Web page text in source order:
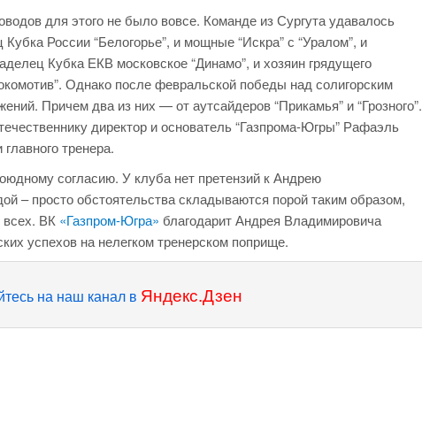
для этого не было вовсе. Команде из Сургута удавалось
России “Белогорье”, и мощные “Искра” с “Уралом”, и
Кубка ЕКВ московское “Динамо”, и хозяин грядущего
Однако после февральской победы над солигорским
Причем два из них — от аутсайдеров “Прикамья” и “Грозного”.
директор и основатель “Газпрома-Югры” Рафаэль
тренера.
согласию. У клуба нет претензий к Андрею
– просто обстоятельства складываются порой таким образом,
ВК «Газпром-Югра» благодарит Андрея Владимировича
успехов на нелегком тренерском поприще.
на наш канал в Яндекс.Дзен